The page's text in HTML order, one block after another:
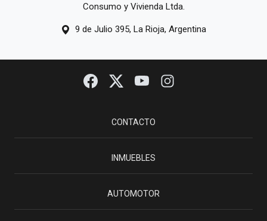
Consumo y Vivienda Ltda.
9 de Julio 395, La Rioja, Argentina
CONTACTO
INMUEBLES
AUTOMOTOR